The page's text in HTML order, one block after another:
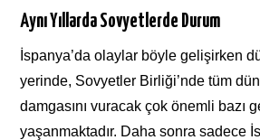
Aynı Yıllarda Sovyetlerde Durum
İspanya’da olaylar böyle gelişirken
yerinde, Sovyetler Birliği’nde tüm
damgasını vuracak çok önemli bazı
yaşanmaktadır. Daha sonra sadece